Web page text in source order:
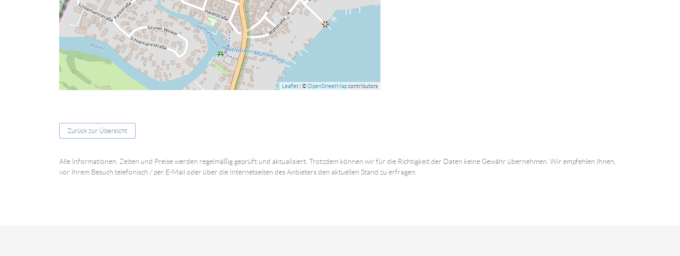
Leaflet | ©OpenStreetMapcontributors
Zurück zur Übersicht
Alle Informationen, Zeiten und Preise werden regelmäßig geprüft und aktualisiert. Trotzdem können wir für die Richtigkeit der Daten keine Gewähr übernehmen. Wir empfehlen Ihnen,
vor Ihrem Besuch telefonisch / per E-Mail oder über die Internetseiten des Anbieters den aktuellen Stand zu erfragen.